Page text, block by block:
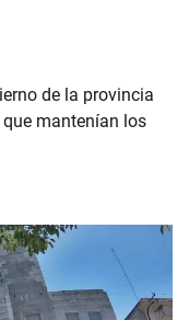
de la provincia
mantenían los